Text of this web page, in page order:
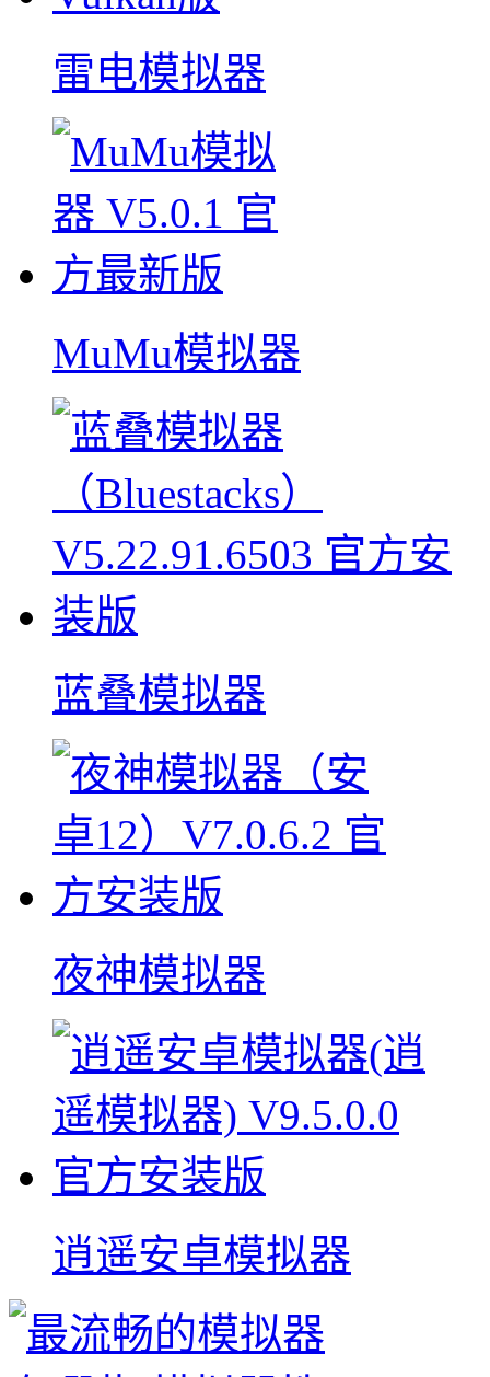
雷电模拟器
MuMu模拟器
蓝叠模拟器
夜神模拟器
逍遥安卓模拟器